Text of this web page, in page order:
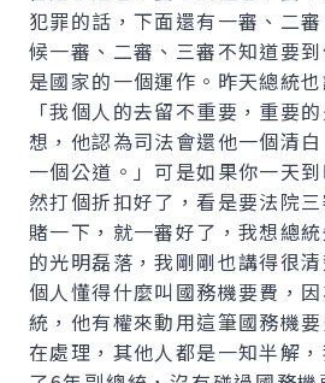
犯罪的話，下面還有一審、二
候一審、二審、三審不知道要
是國家的一個運作。昨天總統
「我個人的去留不重要，重要
想，他認為司法會還他一個清
一個公道。」可是如果你一天
然打個折扣好了，看是要法院
賭一下，就一審好了，我想總
的光明磊落，我剛剛也講得很
個人懂得什麼叫國務機要費，
統，他有權來動用這筆國務機
在處理，其他人都是一知半解